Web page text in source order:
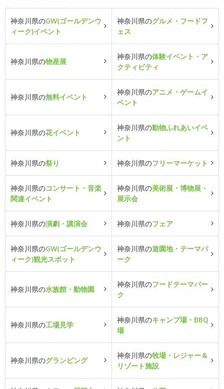
神奈川県のGW(ゴールデンウ
ィーク)イベント
神奈川県のグルメ・フードフ
ェス
神奈川県の物産展
神奈川県の体験イベント・ア
クティビティ
神奈川県の無料イベント
神奈川県のアニメ・ゲームイ
ベント
神奈川県の花イベント
神奈川県の動物ふれあいイベ
ント
神奈川県の祭り 神奈川県のフリーマーケット
神奈川県のコンサート・音楽
関連イベント
神奈川県の美術展・博物展・
展示会
神奈川県の演劇・講演会 神奈川県のフェア
神奈川県のGW(ゴールデンウ
ィーク)観光スポット
神奈川県の遊園地・テーマパ
ーク
神奈川県の水族館・動物園
神奈川県のフードテーマパー
ク
神奈川県の工場見学
神奈川県のキャンプ場・BBQ
場
神奈川県のグランピング
神奈川県の牧場・レジャー＆
リゾート施設